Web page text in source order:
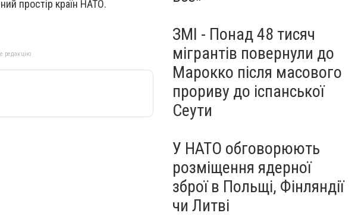
простір країн НАТО.
редакцію
ЗМІ - Понад 48 тисяч
мігрантів повернули до
Марокко після масового
прориву до іспанської
Сеути
У НАТО обговорюють
розміщення ядерної
зброї в Польщі, Фінляндії
чи Литві